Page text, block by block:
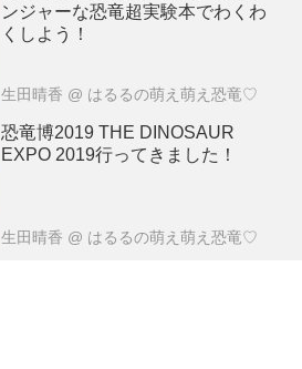
ンジャーな恐竜超実験本でわくわ
くしよう！
生田晴香 @ はるるの萌え萌え恐竜♡
恐竜博2019 THE DINOSAUR
EXPO 2019行ってきました！
生田晴香 @ はるるの萌え萌え恐竜♡